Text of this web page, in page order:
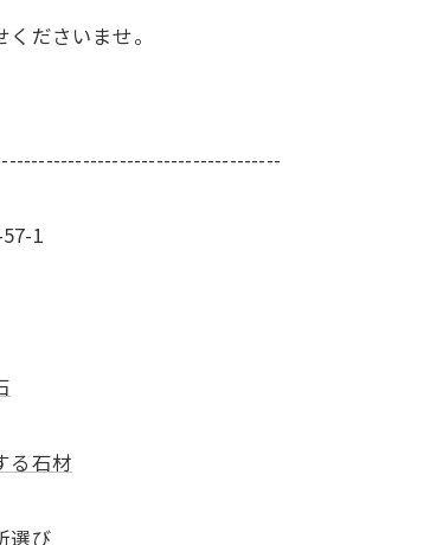
ださいませ。
57-1
る石材
選び